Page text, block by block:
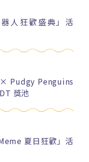
人狂歡盛典」活
Pudgy Penguins
獎池
夏日狂歡」活